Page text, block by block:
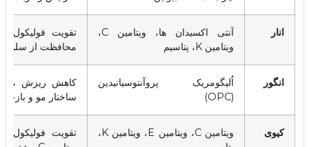
انار
آنتی اکسیدان ها، ویتامین C،
ویتامین K، پتاسیم
تقویت فولیکول
محافظت از سلول
انگور
اُلیگومریک پروآنتوسیانیدین
(OPC)
کاهش ریزش مو
ساختار مو و
کیوی
ویتامین C، ویتامین E، ویتامین K،
تقویت فولیکول